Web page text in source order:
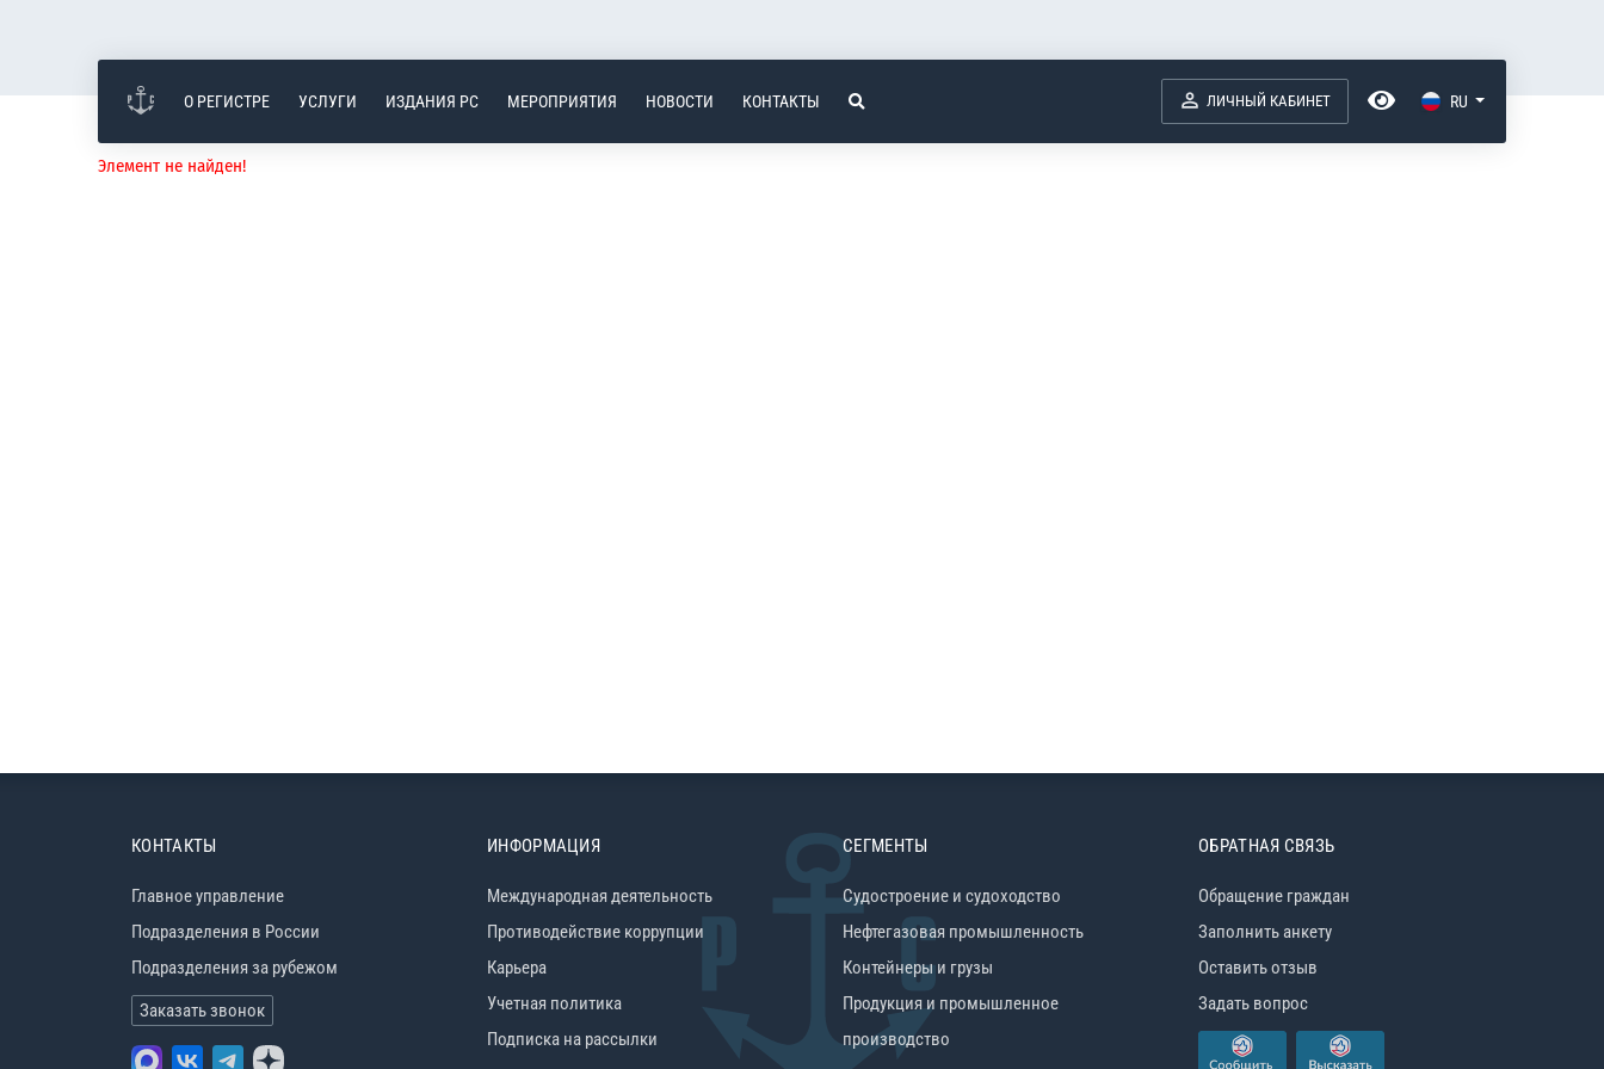
О РЕГИСТРЕ УСЛУГИ ИЗДАНИЯ РС МЕРОПРИЯТИЯ НОВОСТИ КОНТАКТЫ ЛИЧНЫЙ КАБИНЕТ RU
Элемент не найден!
КОНТАКТЫ
Главное управление
Подразделения в России
Подразделения за рубежом
Заказать звонок
ИНФОРМАЦИЯ
Международная деятельность
Противодействие коррупции
Карьера
Учетная политика
Подписка на рассылки
СЕГМЕНТЫ
Судостроение и судоходство
Нефтегазовая промышленность
Контейнеры и грузы
Продукция и промышленное
производство
ОБРАТНАЯ СВЯЗЬ
Обращение граждан
Заполнить анкету
Оставить отзыв
Задать вопрос